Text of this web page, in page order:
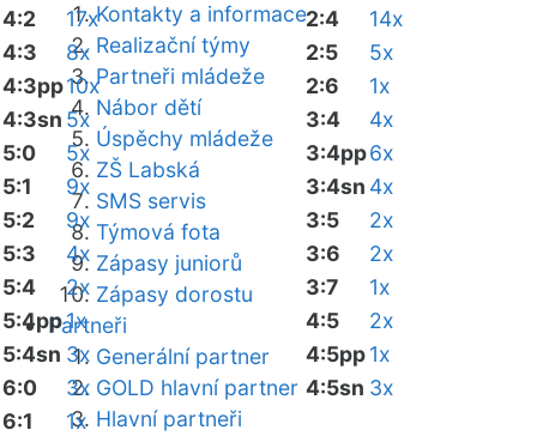
Kontakty a informace
Realizační týmy
Partneři mládeže
Nábor dětí
Úspěchy mládeže
ZŠ Labská
SMS servis
Týmová fota
Zápasy juniorů
Zápasy dorostu
Partneři
Generální partner
GOLD hlavní partner
Hlavní partneři
4:2
17x
4:3
8x
4:3pp10x
4:3sn 5x
5:0
5x
5:1
9x
5:2
9x
5:3
4x
5:4
2x
5:4pp1x
5:4sn 3x
6:0
3x
6:1
1x
2:4
14x
2:5
5x
2:6
1x
3:4
4x
3:4pp6x
3:4sn 4x
3:5
2x
3:6
2x
3:7
1x
4:5
2x
4:5pp1x
4:5sn 3x